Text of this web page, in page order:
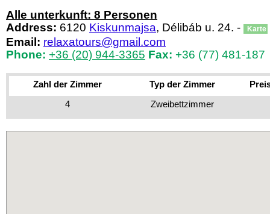
Alle unterkunft: 8 Personen
Address: 6120 Kiskunmajsa, Délibáb u. 24. - Karte
Email: relaxatours@gmail.com
Phone: +36 (20) 944-3365 Fax: +36 (77) 481-187
Zahl der Zimmer Typ der Zimmer
4 Zweibettzimmer